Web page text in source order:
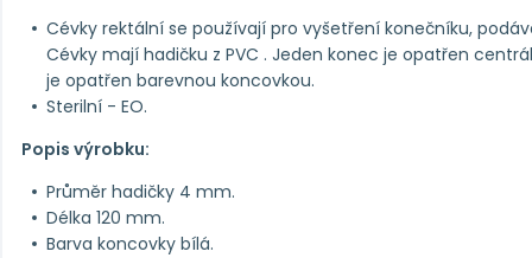
Cévky rektální se používají pro vyšetření konečníku,
Cévky mají hadičku z PVC . Jeden konec je opatřen
je opatřen barevnou koncovkou.
Sterilní - EO.
Popis výrobku:
Průměr hadičky 4 mm.
Délka 120 mm.
Barva koncovky bílá.